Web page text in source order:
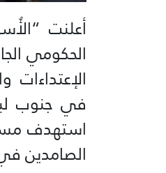
أعلنت
الحكومي
في جنوب
استهدف
الصامدين